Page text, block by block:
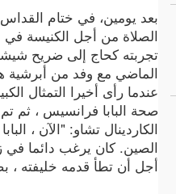
الصلاة من أجل الكنيسة في
تجربته كحاج إلى ضريح
الماضي مع وفد من أبرشية
عندما رأى أخيرا التمثال
صحة البابا فرانسيس ، ثم
الكاردينال تشاو: "الآن ،
الصين. كان يرغب دائما في
أجل أن تطأ قدمه خليفته ،